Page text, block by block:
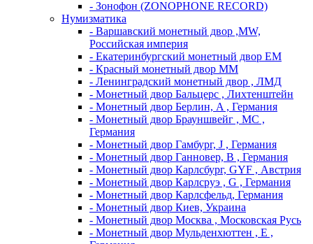
- Зонофон (ZONOPHONE RECORD)
Нумизматика
- Варшавский монетный двор ,MW,
Российская империя
- Екатеринбургский монетный двор ЕМ
- Красный монетный двор ММ
- Ленинградский монетный двор , ЛМД
- Монетный двор Бальцерс , Лихтенштейн
- Монетный двор Берлин, A , Германия
- Монетный двор Брауншвейг , MC ,
Германия
- Монетный двор Гамбург, J , Германия
- Монетный двор Ганновер, B , Германия
- Монетный двор Карлсбург, GYF , Австрия
- Монетный двор Карлсруэ , G , Германия
- Монетный двор Карлсфельд, Германия
- Монетный двор Киев, Украина
- Монетный двор Москва , Московская Русь
- Монетный двор Мульденхюттен , Е ,